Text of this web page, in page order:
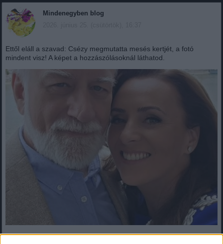
Mindenegyben blog
Ettől eláll a szavad: Csézy megmutatta mesés kertjét, a fotó
mindent visz! A képet a hozzászólásoknál láthatod.